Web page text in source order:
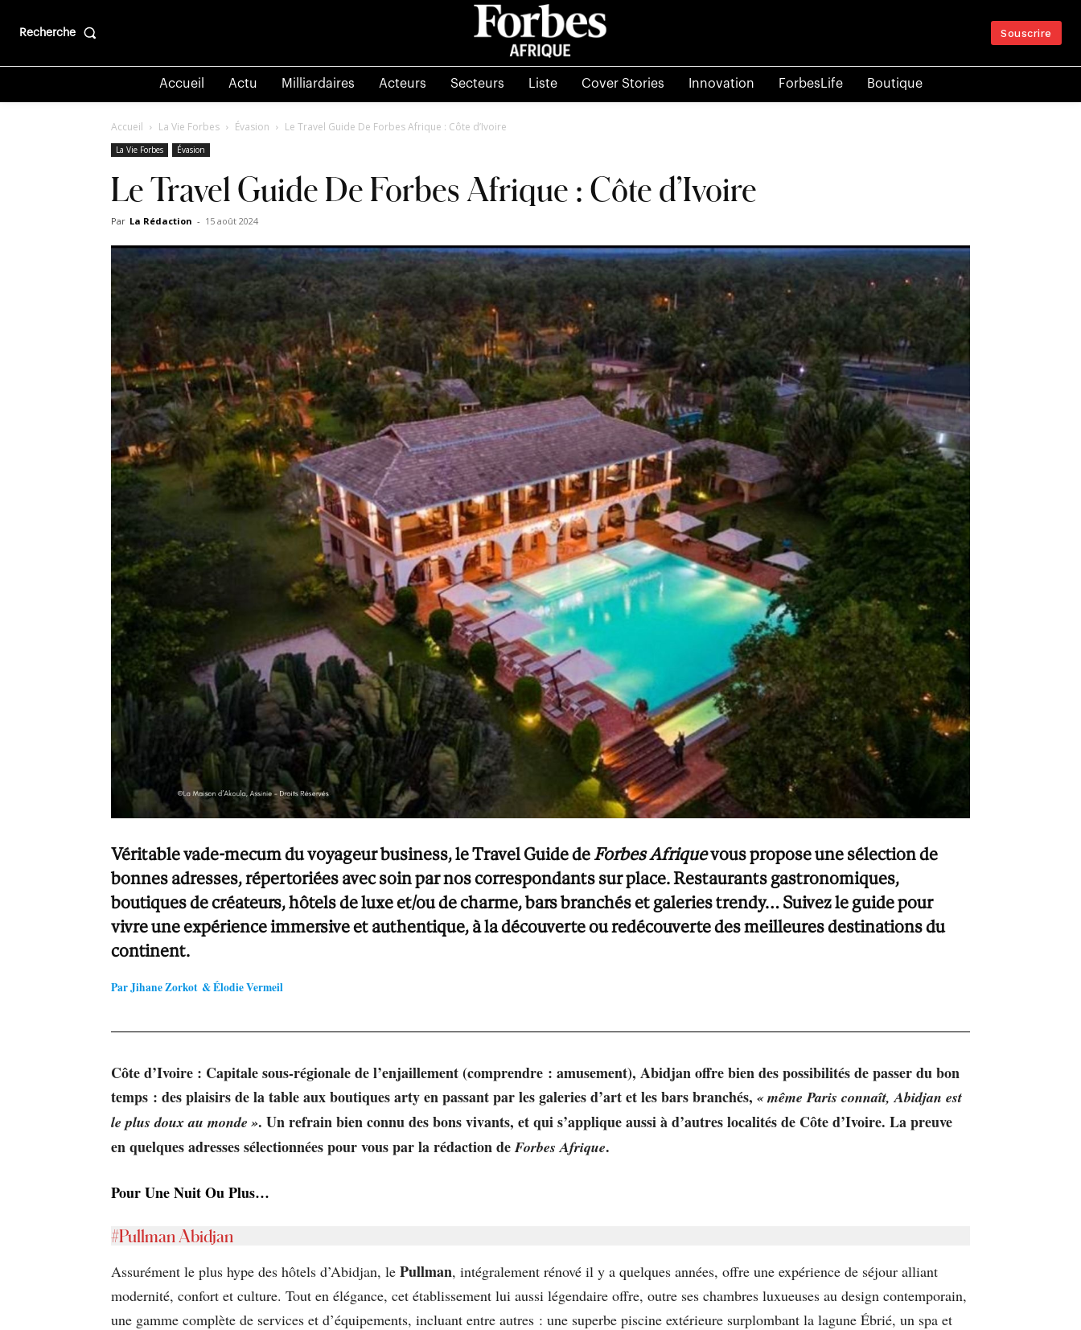
Recherche Souscrire
Accueil Actu Milliardaires Acteurs Secteurs Liste Cover Stories Innovation ForbesLife Boutique
Accueil La Vie Forbes Évasion Le Travel Guide De Forbes Afrique : Côte d’Ivoire
La Vie Forbes Évasion
Le Travel Guide De Forbes Afrique : Côte d’Ivoire
Par La Rédaction - 15 août 2024
Véritable vade-mecum du voyageur business, le Travel Guide de Forbes Afriquevous propose une sélection de
bonnes adresses, répertoriées avec soin par nos correspondants sur place. Restaurants gastronomiques,
boutiques de créateurs, hôtels de luxe et/ou de charme, bars branchés et galeries trendy… Suivez le guide pour
vivre une expérience immersive et authentique, à la découverte ou redécouverte des meilleures destinations du
continent.
Par Jihane Zorkot & Élodie Vermeil
Côte d’Ivoire : Capitale sous-régionale de l’enjaillement (comprendre : amusement), Abidjan offre bien des possibilités de passer du bon
temps : des plaisirs de la table aux boutiques arty en passant par les galeries d’art et les bars branchés, « même Paris connaît, Abidjan est
le plus doux au monde ». Un refrain bien connu des bons vivants, et qui s’applique aussi à d’autres localités de Côte d’Ivoire. La preuve
en quelques adresses sélectionnées pour vous par la rédaction deForbes Afrique.
Pour Une Nuit Ou Plus…
#Pullman Abidjan
Assurément le plus hype des hôtels d’Abidjan, le Pullman, intégralement rénové il y a quelques années, offre une expérience de séjour alliant
modernité, confort et culture. Tout en élégance, cet établissement lui aussi légendaire offre, outre ses chambres luxueuses au design contemporain,
une gamme complète de services et d’équipements, incluant entre autres : une superbe piscine extérieure surplombant la lagune Ébrié, un spa et